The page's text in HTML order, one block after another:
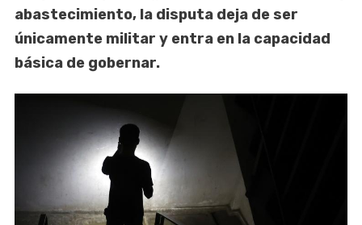
abastecimiento, la disputa deja de ser
únicamente militar y entra en la capacidad
básica de gobernar.